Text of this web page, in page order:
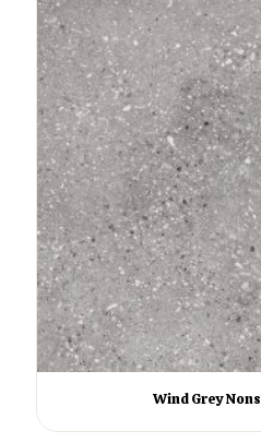
Wind Grey